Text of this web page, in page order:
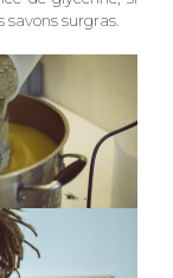
surgras.